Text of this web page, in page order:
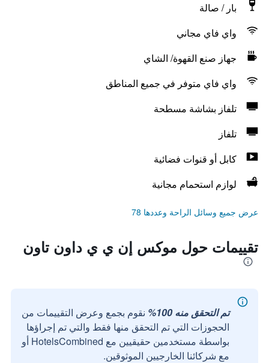
بار / صالة
واي فاي مجاني
جهاز صنع القهوة/ الشاي
واي فاي متوفر في جميع المناطق
تلفاز بشاشة مسطحة
تلفاز
كابل أو قنوات فضائية
لوازم استحمام مجانية
عرض جميع وسائل الراحة وعددها 78
تقييمات حول موكس إن ي ي داون تاون
تم التحقق منه 100%
نقوم بجمع وعرض التقييمات من
الحجوزات التي تم التحقق منها فقط والتي تم إجراؤها
بواسطة مستخدمين حقيقيين مع HotelsCombined أو
مع شركائنا الخارجيين الموثوقين.